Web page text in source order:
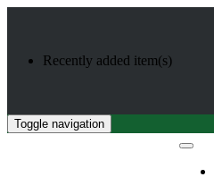
Recently added item(s)
Toggle navigation